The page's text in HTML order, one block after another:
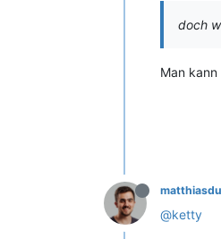
doch
Man
@ketty